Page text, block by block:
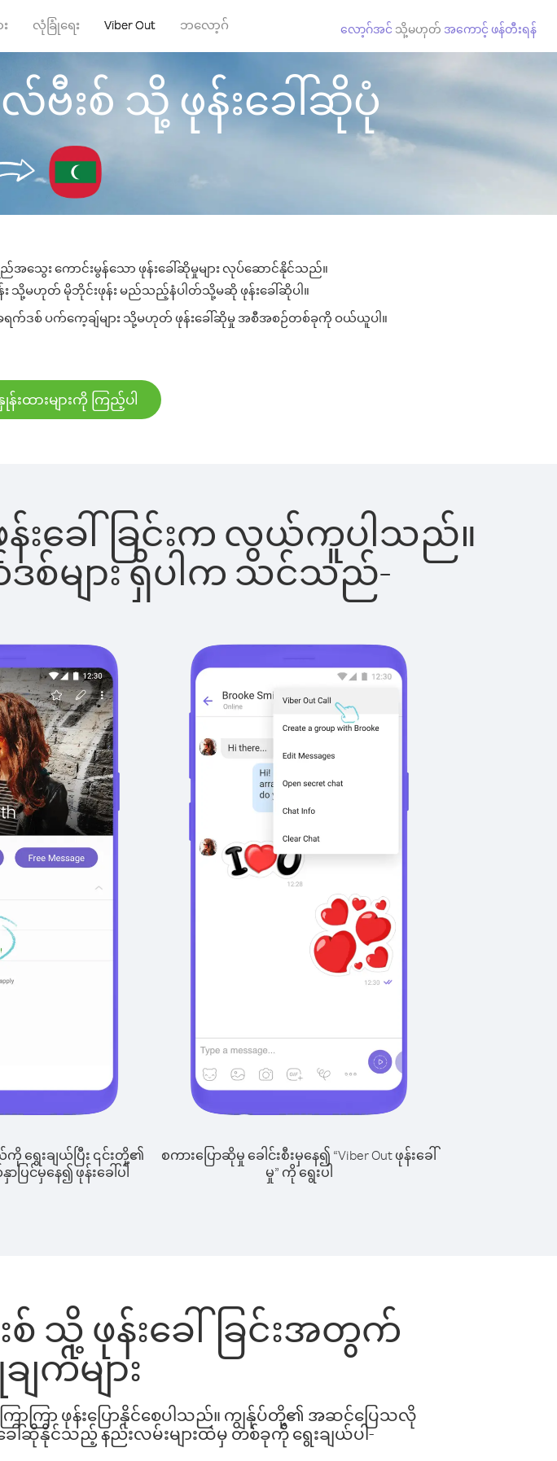
လုံခြုံရေး Viber Out ဘလော့ဂ် လော့ဂ်အင် သို့မဟုတ် အကောင့် ဖန်တီးရန်
လ်ဗီးစ် သို့ ဖုန်းခေါ်ဆိုပုံ
အသွေး ကောင်းမွန်သော ဖုန်းခေါ်ဆိုမှုများ လုပ်ဆောင်နိုင်သည်။
န်း သို့မဟုတ် မိုဘိုင်းဖုန်း မည်သည့်နံပါတ်သို့မဆို ဖုန်းခေါ်ဆိုပါ။
ရက်ဒစ် ပက်ကေ့ချ်များ သို့မဟုတ် ဖုန်းခေါ်ဆိုမှု အစီအစဉ်တစ်ခုကို ဝယ်ယူပါ။
ထားများကို ကြည့်ပါ
ဖုန်းခေါ်ခြင်းက လွယ်ကူပါသည်။
စ်များ ရှိပါက သင်သည်-
ရွေးချယ်ပြီး ၎င်းတို့၏
င်မှနေ၍ ဖုန်းခေါ်ပါ
စကားပြောဆိုမှု ခေါင်းစီးမှနေ၍ “Viber Out ဖုန်းခေါ်
မှု” ကို ရွေးပါ
စ် သို့ ဖုန်းခေါ်ခြင်းအတွက်
က်များ
ာကြာ ဖုန်းပြောနိုင်စေပါသည်။ ကျွန်ုပ်တို့၏ အဆင်ပြေသလို
ေါ်ဆိုနိုင်သည့် နည်းလမ်းများထဲမှ တစ်ခုကို ရွေးချယ်ပါ-